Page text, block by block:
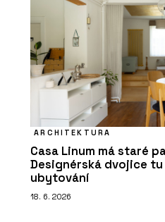
ARCHITEKTURA
Casa Linum má staré
Designérská dvojice
ubytování
18. 6. 2026